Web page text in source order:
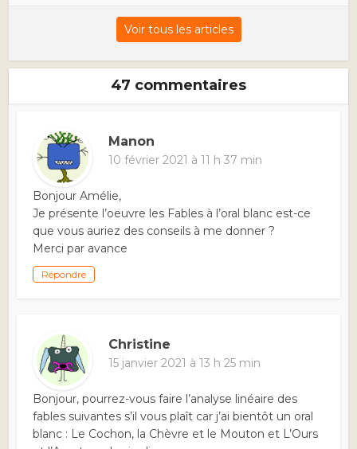
Voir tous les articles
47 commentaires
Manon
10 février 2021 à 11 h 37 min
Bonjour Amélie,
Je présente l’oeuvre les Fables à l’oral blanc est-ce
que vous auriez des conseils à me donner ?
Merci par avance
Répondre
Christine
15 janvier 2021 à 13 h 25 min
Bonjour, pourrez-vous faire l’analyse linéaire des
fables suivantes s’il vous plaît car j’ai bientôt un oral
blanc : Le Cochon, la Chèvre et le Mouton et L’Ours